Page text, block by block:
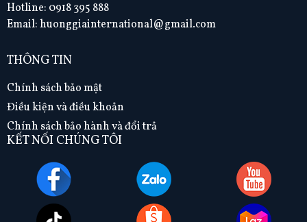
Hotline: 0918 395 888
Email: huonggiainternational@gmail.com
THÔNG TIN
Chính sách bảo mật
Điều kiện và điều khoản
Chính sách bảo hành và đổi trả
KẾT NỐI CHÚNG TÔI